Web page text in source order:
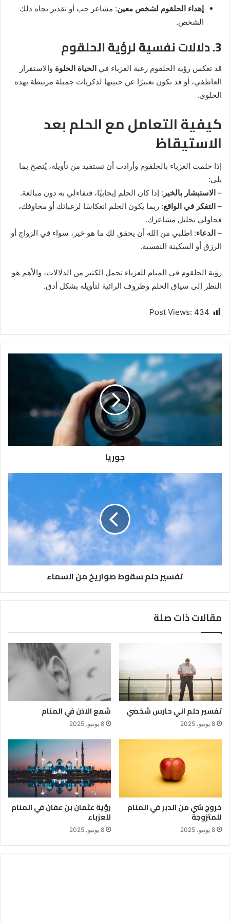
إهداء الحلقوم لشخص معين: مشاعر حب أو تقدير تجاه ذلك
الشخص.
3. دلالات نفسية لرؤية الحلقوم
قد تعكس رؤية الحلقوم رغبة العزباء في الحياة الحلوة والاستقرار
العاطفي، أو قد تكون تعبيرًا عن حنينها لذكريات جميلة مرتبطة بهذه
الحلوى.
كيفية التعامل مع الحلم بعد
الاستيقاظ
إذا حلمت العزباء بالحلقوم وأرادت أن تستفيد من تأويله، يُنصح بما
يلي:
– الاستبشار بالخير : إذا كان الحلم إيجابيًا، فتفاءلي به دون مبالغة.
– التفكر في الواقع: ربما يكون الحلم انعكاسًا لرغباتك أو مخاوفك،
فحاولي تحليل مشاعرك.
– الدعاء: اطلبي من الله أن يحقق لكِ ما هو خير، سواء في الزواج أو
الرزق أو السكينة النفسية.
رؤية الحلقوم في المنام للعزباء تحمل الكثير من الدلالات، والأهم هو
النظر إلى سياق الحلم وظروف الرائية لتأويله بشكل أدق.
Post Views: 434
جوريا
تفسير حلم سقوط صواريخ من السماء
مقالات ذات صلة
تفسير حلم اني حارس شخصي
8 يونيو، 2025
شمع الاذن في المنام
8 يونيو، 2025
خروج شي من الدبر في المنام
للمتزوجة
8 يونيو، 2025
رؤية عثمان بن عفان في المنام
للعزباء
8 يونيو، 2025